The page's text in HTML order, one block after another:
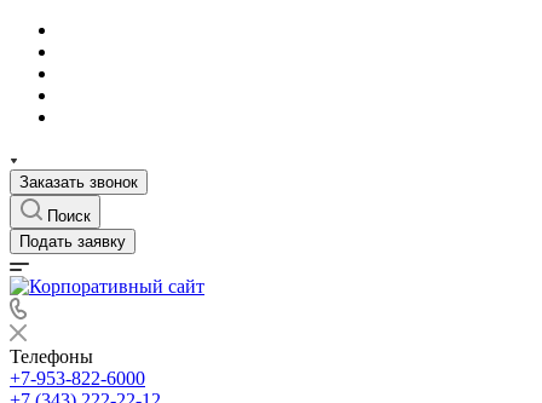
Заказать звонок
Поиск
Подать заявку
Телефоны
+7-953-822-6000